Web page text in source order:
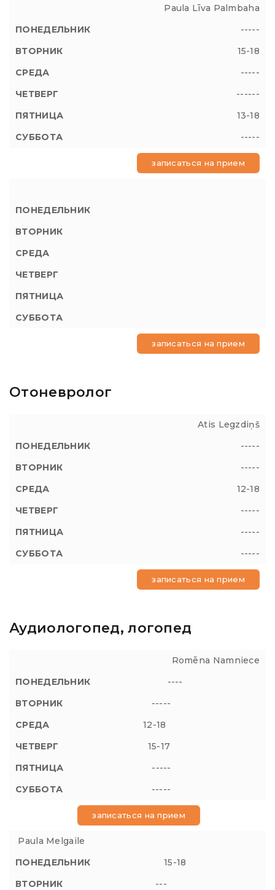
Paula Līva Palmbaha
-----
15-18
-----
------
13-18
-----
записаться на прием
записаться на прием
Отоневролог
Atis Legzdiņš
-----
-----
12-18
-----
-----
-----
записаться на прием
Аудиологопед, логопед
Romēna Namniece
----
-----
12-18
15-17
-----
-----
записаться на прием
Paula Melgaile
15-18
---